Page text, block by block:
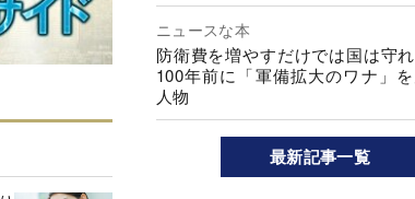
ニュースな本
防衛費を増やすだけでは国は守
100年前に「軍備拡大のワナ」
人物
最新記事一覧